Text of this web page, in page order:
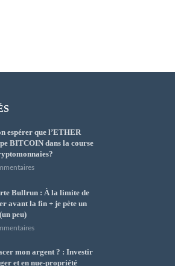
espérer que l’ETHER
BITCOIN dans la course
Bullrun : À la limite de
avant la fin + je pète un
peu)
mon argent ? : Investir
et en nue-propriété